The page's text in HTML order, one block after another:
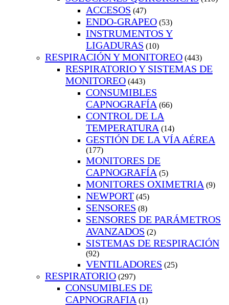
ACCESOS (47)
ENDO-GRAPEO (53)
INSTRUMENTOS Y
LIGADURAS (10)
RESPIRACIÓN Y MONITOREO (443)
RESPIRATORIO Y SISTEMAS DE
MONITOREO (443)
CONSUMIBLES
CAPNOGRAFÍA (66)
CONTROL DE LA
TEMPERATURA (14)
GESTIÓN DE LA VÍA AÉREA
(177)
MONITORES DE
CAPNOGRAFÍA (5)
MONITORES OXIMETRIA (9)
NEWPORT (45)
SENSORES (8)
SENSORES DE PARÁMETROS
AVANZADOS (2)
SISTEMAS DE RESPIRACIÓN
(92)
VENTILADORES (25)
RESPIRATORIO (297)
CONSUMIBLES DE
CAPNOGRAFIA (1)